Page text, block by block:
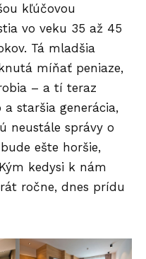
kľúčovou
vo veku 35 až 45
Tá mladšia
míňať peniaze,
– a tí teraz
staršia generácia,
neustále správy o
ešte horšie,
kedysi k nám
ročne, dnes prídu